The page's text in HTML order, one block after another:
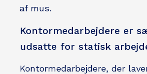
af mus.
Kontormedarbejdere er
udsatte for statisk
Kontormedarbejdere, der